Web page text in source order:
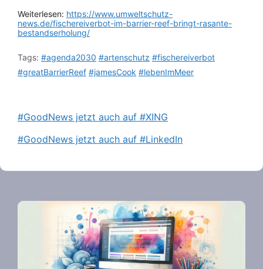
Weiterlesen: https://www.umweltschutz-
news.de/fischereiverbot-im-barrier-reef-bringt-rasante-
bestandserholung/
Tags: #agenda2030 #artenschutz #fischereiverbot
#greatBarrierReef #jamesCook #lebenImMeer
#GoodNews jetzt auch auf #XING
#GoodNews jetzt auch auf #LinkedIn